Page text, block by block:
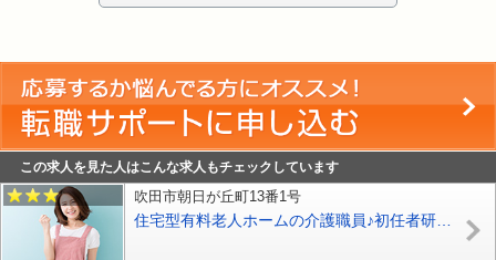
この求人を見た人はこんな求人もチェックしています
吹田市朝日が丘町13番1号
住宅型有料老人ホームの介護職員♪初任者研修以上可♪お気軽にお問合せ下さい♪【吹田市】【正社員】【1565-sui-h2-s-s】